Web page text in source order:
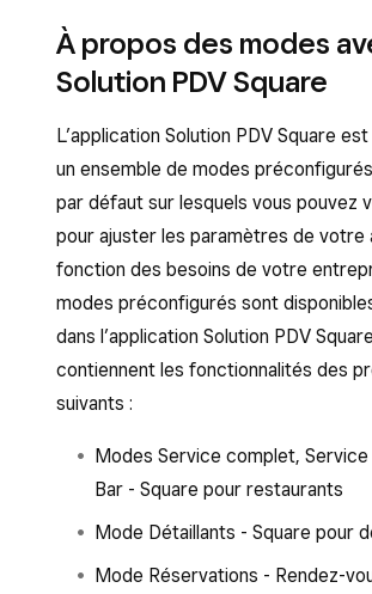
À propos des modes
Solution PDV Square
L’application Solution PDV Square
un ensemble de modes
par défaut sur lesquels vous pouvez
pour ajuster les paramètres de votre
fonction des besoins de votre
modes préconfigurés sont
dans l’application Solution PDV
contiennent les fonctionnalités des
suivants :
Modes Service complet,
Bar - Square pour restaurants
Mode Détaillants - Square pour
Mode Réservations - Rendez-